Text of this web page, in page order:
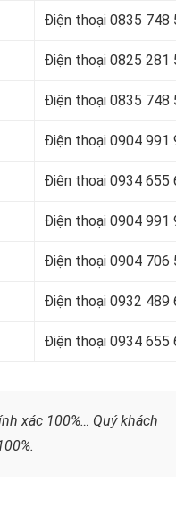
Điện thoại 0835 748
Điện thoại 0825 281
Điện thoại 0835 748
Điện thoại 0904 991
Điện thoại 0934 655
Điện thoại 0904 991
Điện thoại 0904 706
Điện thoại 0932 489
Điện thoại 0934 655
xác 100%… Quý khách